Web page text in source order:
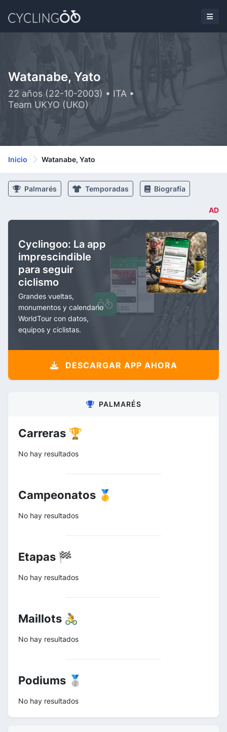
Watanabe, Yato
22 años (22-10-2003) • ITA •
Team UKYO (UKO)
Inicio Watanabe, Yato
Palmarés Temporadas Biografía
AD
Cyclingoo: La app
imprescindible
para seguir
ciclismo
Grandes vueltas,
monumentos y calendario
WorldTour con datos,
equipos y ciclistas.
DESCARGAR APP AHORA
PALMARÉS
Carreras 🏆
No hay resultados
Campeonatos 🥇
No hay resultados
Etapas 🏁
No hay resultados
Maillots 🚴
No hay resultados
Podiums 🥈
No hay resultados